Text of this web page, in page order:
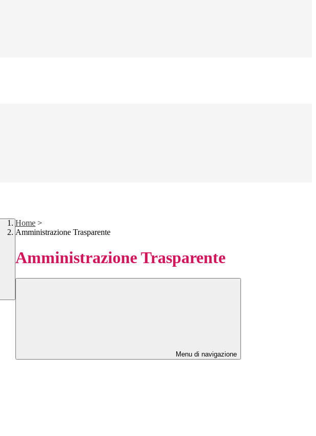
Home >
Amministrazione Trasparente
Amministrazione Trasparente
Menu di navigazione